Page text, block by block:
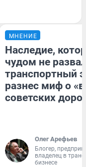
МНЕНИЕ
Наследие,
чудом не
транспортный
разнес миф о
советских
Олег Арефьев
Блогер,
владелец в
бизнесе